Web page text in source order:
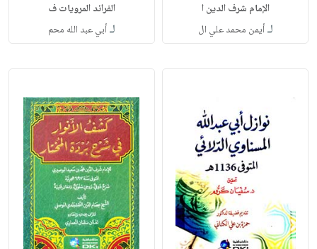
الإمام شرف الدين ا
لـأيمن محمد علي ال
الفرائد المرويات ف
لـأبي عبد الله محم